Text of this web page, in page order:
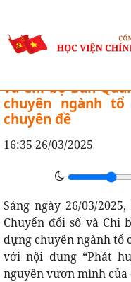
CÔNG TÁC
Chi bộ Trung tâm
và Chi bộ Ban
chuyên ngành
chuyên đề
16:35 26/03/2025
Sáng ngày 26/03/
Chuyển đổi số và Chi
dựng chuyên ngành tổ
với nội dung “Phát
nguyên vươn mình của